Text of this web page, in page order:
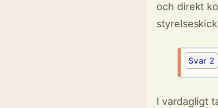
och direkt
Svar 2
I vardagligt